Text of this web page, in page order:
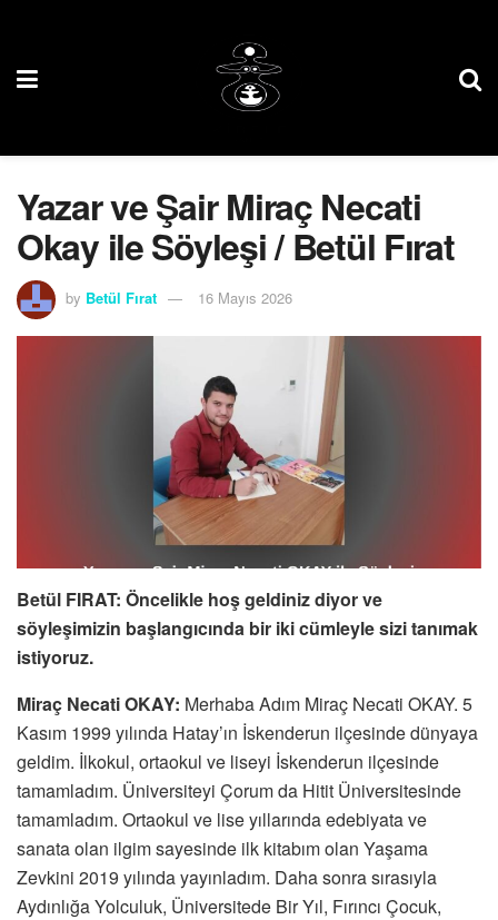
Yazar ve Şair Miraç Necati
Okay ile Söyleşi / Betül Fırat
by Betül Fırat 16 Mayıs 2026
Betül FIRAT: Öncelikle hoş geldiniz diyor ve
söyleşimizin başlangıcında bir iki cümleyle sizi tanımak
istiyoruz.
‎Miraç Necati OKAY: Merhaba Adım Miraç Necati OKAY. 5
Kasım 1999 yılında Hatay’ın İskenderun ilçesinde dünyaya
geldim. İlkokul, ortaokul ve liseyi İskenderun ilçesinde
tamamladım. Üniversiteyi Çorum da Hitit Üniversitesinde
tamamladım. Ortaokul ve lise yıllarında edebiyata ve
sanata olan ilgim sayesinde ilk kitabım olan Yaşama
Zevkini 2019 yılında yayınladım. Daha sonra sırasıyla
Aydınlığa Yolculuk, Üniversitede Bir Yıl, Fırıncı Çocuk,